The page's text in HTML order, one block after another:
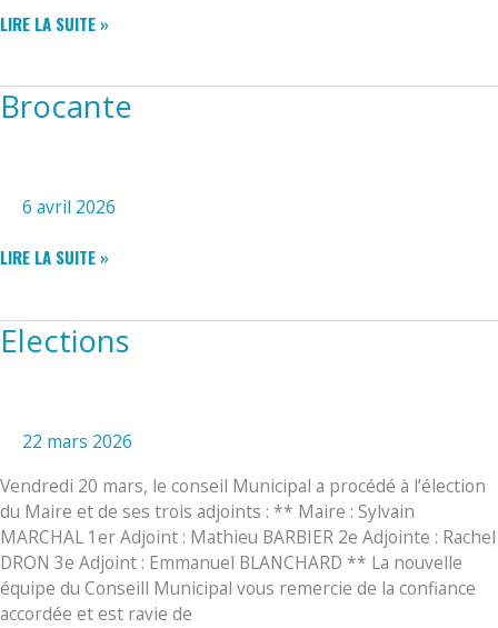
MAZÉRIENNE
LIRE LA SUITE »
Brocante
6 avril 2026
BROCANTE
LIRE LA SUITE »
Elections
22 mars 2026
Vendredi 20 mars, le conseil Municipal a procédé à l’élection
du Maire et de ses trois adjoints : ** Maire : Sylvain
MARCHAL 1er Adjoint : Mathieu BARBIER 2e Adjointe : Rachel
DRON 3e Adjoint : Emmanuel BLANCHARD ** La nouvelle
équipe du Conseill Municipal vous remercie de la confiance
accordée et est ravie de